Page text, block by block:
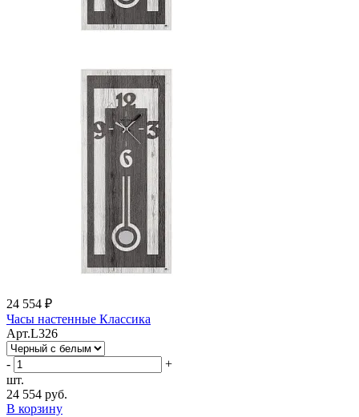
24 554 ₽
Часы настенные Классика
Арт.L326
-
+
шт.
24 554 руб.
В корзину